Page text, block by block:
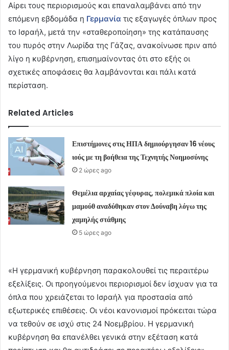
Αίρει τους περιορισμούς και επαναλαμβάνει από την
επόμενη εβδομάδα η Γερμανία τις εξαγωγές όπλων προς
το Ισραήλ, μετά την «σταθεροποίηση» της κατάπαυσης
του πυρός στην Λωρίδα της Γάζας, ανακοίνωσε πριν από
λίγο η κυβέρνηση, επισημαίνοντας ότι στο εξής οι
σχετικές αποφάσεις θα λαμβάνονται και πάλι κατά
περίσταση.
Related Articles
Επιστήμονες στις ΗΠΑ δημιούργησαν 16 νέους
ιούς με τη βοήθεια της Τεχνητής Νοημοσύνης
2 ώρες ago
Θεμέλια αρχαίας γέφυρας, πολεμικά πλοία και
μαμούθ αναδύθηκαν στον Δούναβη λόγω της
χαμηλής στάθμης
5 ώρες ago
«Η γερμανική κυβέρνηση παρακολουθεί τις περαιτέρω
εξελίξεις. Οι προηγούμενοι περιορισμοί δεν ίσχυαν για τα
όπλα που χρειάζεται το Ισραήλ για προστασία από
εξωτερικές επιθέσεις. Οι νέοι κανονισμοί πρόκειται τώρα
να τεθούν σε ισχύ στις 24 Νοεμβρίου. Η γερμανική
κυβέρνηση θα επανέλθει γενικά στην εξέταση κατά